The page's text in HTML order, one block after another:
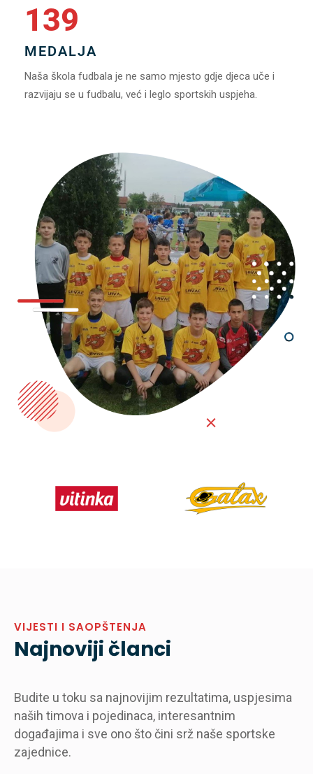
139
MEDALJA
Naša škola fudbala je ne samo mjesto gdje djeca uče i
razvijaju se u fudbalu, već i leglo sportskih uspjeha.
VIJESTI I SAOPŠTENJA
Najnoviji članci
Budite u toku sa najnovijim rezultatima, uspjesima
naših timova i pojedinaca, interesantnim
događajima i sve ono što čini srž naše sportske
zajednice.